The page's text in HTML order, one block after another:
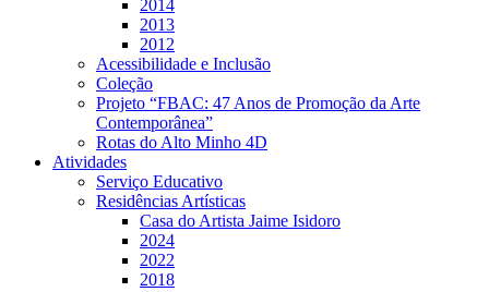
2014
2013
2012
Acessibilidade e Inclusão
Coleção
Projeto “FBAC: 47 Anos de Promoção da Arte
Contemporânea”
Rotas do Alto Minho 4D
Atividades
Serviço Educativo
Residências Artísticas
Casa do Artista Jaime Isidoro
2024
2022
2018